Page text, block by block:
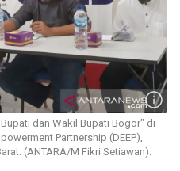
dan Wakil Bupati Bogor" di
Partnership (DEEP),
(ANTARA/M Fikri Setiawan).